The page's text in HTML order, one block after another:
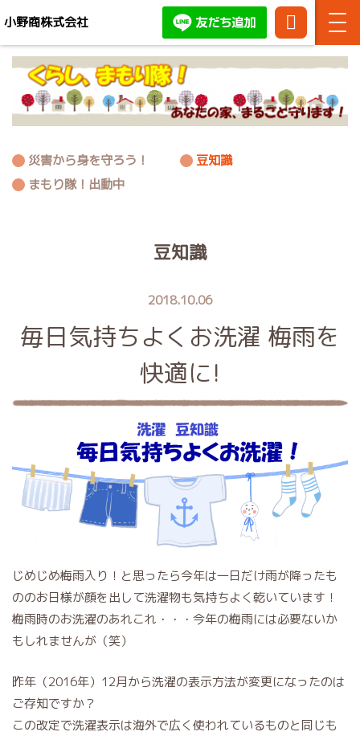
小野商株式会社
お問い合わせ・ご相談はお
気軽にどうぞ！
TEL:086-
444-
3371
災害から身を守ろう！
豆知識
まもり隊！出動中
豆知識
2018.10.06
毎日気持ちよくお洗濯 梅雨を
快適に!
じめじめ梅雨入り！と思ったら今年は一日だけ雨が降ったも
ののお日様が顔を出して洗濯物も気持ちよく乾いています！
梅雨時のお洗濯のあれこれ・・・今年の梅雨には必要ないか
もしれませんが（笑）
昨年（2016年）12月から洗濯の表示方法が変更になったのは
ご存知ですか？
この改定で洗濯表示は海外で広く使われているものと同じも